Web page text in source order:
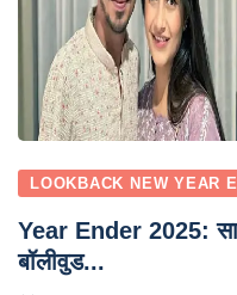
LOOKBACK NEW YEAR
Year Ender 2025:
बॉलीवुड...